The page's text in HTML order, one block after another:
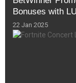
Bonuses with
22 Jan 2025